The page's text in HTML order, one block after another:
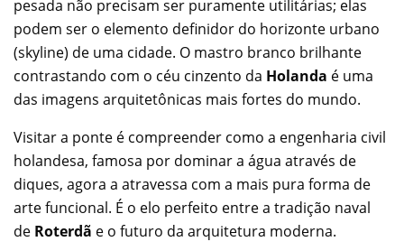
pesada não precisam ser puramente utilitárias; elas
podem ser o elemento definidor do horizonte urbano
(skyline) de uma cidade. O mastro branco brilhante
contrastando com o céu cinzento da Holanda é uma
das imagens arquitetônicas mais fortes do mundo.
Visitar a ponte é compreender como a engenharia civil
holandesa, famosa por dominar a água através de
diques, agora a atravessa com a mais pura forma de
arte funcional. É o elo perfeito entre a tradição naval
de Roterdã e o futuro da arquitetura moderna.